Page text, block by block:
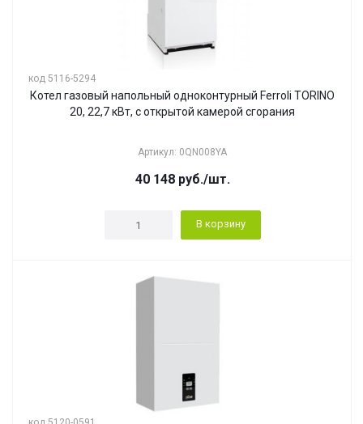
код 5116-5294
Котел газовый напольный одноконтурный Ferroli TORINO
20, 22,7 кВт, с открытой камерой сгорания
Артикул: 0QN008YA
40 148руб./шт.
В корзину